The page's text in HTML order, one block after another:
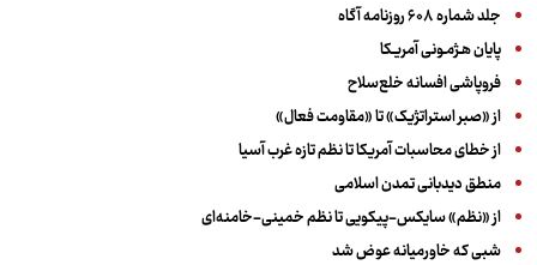
جلد شماره ۶۰۸ روزنامه آگاه
پایان هـژمـونی آمریـکا
فروپاشی افسانه خلع‌سلاح
از «صبر استراتژیک» تا «مقاومت فعال»
از خطای محاسبات آمریکا تا نظم تازه غرب آسیا
منطق دیدبانی تمدن اسلامی
از «نظم» سایکس-پیکویی تا نظم خمینی-خامنه‌ای
شبی که خاورمیانه عوض شد